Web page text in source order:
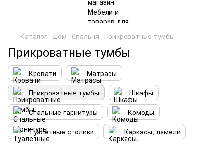
Каталог Дом Спальня Прикроватные тумбы
Прикроватные тумбы
Кровати
Матрасы
Прикроватные тумбы
Шкафы
Спальные гарнитуры
Комоды
Туалетные столики
Каркасы, ламели